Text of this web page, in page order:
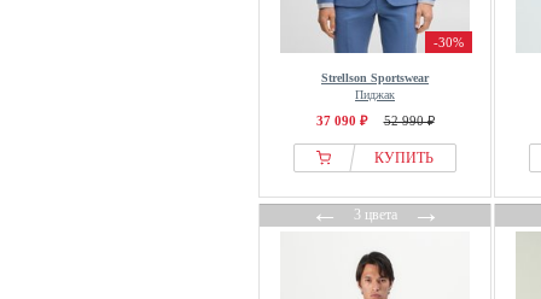
-30%
Strellson Sportswear
Пиджак
37 090 ₽ 52 990 ₽
КУПИТЬ
←3 цвета→